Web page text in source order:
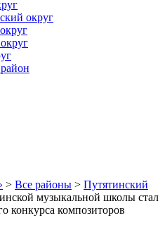
округ
> Все районы > Путятинский
музыкальной школы стал
конкурса композиторов